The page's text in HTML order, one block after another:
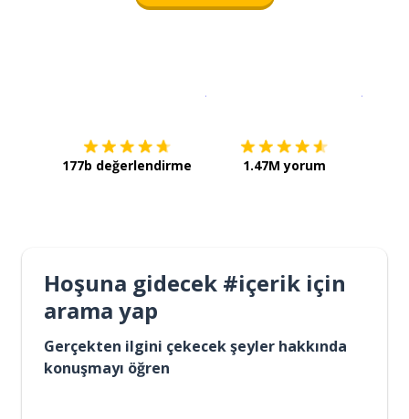
177b değerlendirme 1.47M yorum
Hoşuna gidecek #içerik için
arama yap
Gerçekten ilgini çekecek şeyler hakkında
konuşmayı öğren